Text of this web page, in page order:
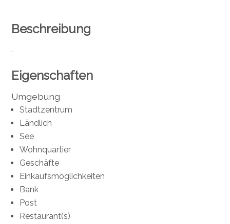
Beschreibung
.
Eigenschaften
Umgebung
Stadtzentrum
Ländlich
See
Wohnquartier
Geschäfte
Einkaufsmöglichkeiten
Bank
Post
Restaurant(s)